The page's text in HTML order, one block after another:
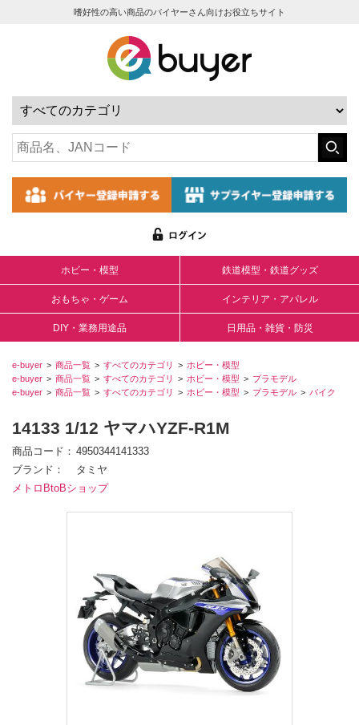
嗜好性の高い商品のバイヤーさん向けお役立ちサイト
ホビー・模型 鉄道模型・鉄道グッズ
おもちゃ・ゲーム インテリア・アパレル
DIY・業務用途品 日用品・雑貨・防災
e-buyer 商品一覧 すべてのカテゴリ
ホビー・模型
e-buyer
商品一覧 すべてのカテゴリ ホビー・模型
プラモデル
e-buyer
商品一覧 すべてのカテゴリ ホビー・模型 プラモデル バイク
14133 1/12 ヤマハYZF-R1M
商品コード
4950344141333
ブランド
タミヤ
メトロBtoBショップ